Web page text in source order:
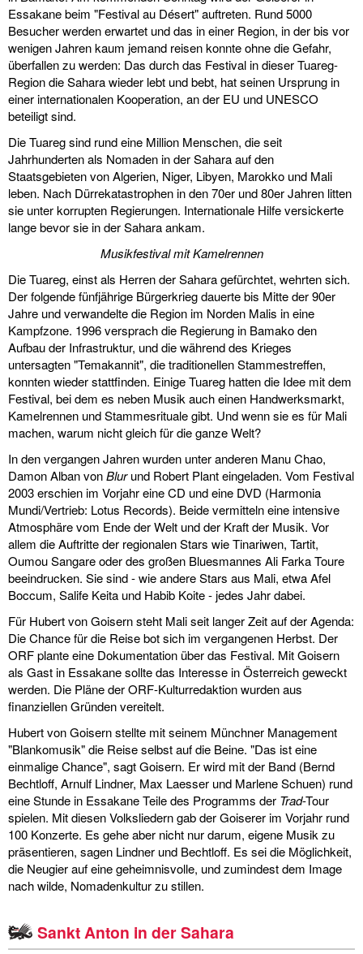
Essakane beim "Festival au Désert" auftreten. Rund 5000
Besucher werden erwartet und das in einer Region, in der bis vor
wenigen Jahren kaum jemand reisen konnte ohne die Gefahr,
überfallen zu werden: Das durch das Festival in dieser Tuareg-
Region die Sahara wieder lebt und bebt, hat seinen Ursprung in
einer internationalen Kooperation, an der EU und UNESCO
beteiligt sind.
Die Tuareg sind rund eine Million Menschen, die seit
Jahrhunderten als Nomaden in der Sahara auf den
Staatsgebieten von Algerien, Niger, Libyen, Marokko und Mali
leben. Nach Dürrekatastrophen in den 70er und 80er Jahren litten
sie unter korrupten Regierungen. Internationale Hilfe versickerte
lange bevor sie in der Sahara ankam.
Musikfestival mit Kamelrennen
Die Tuareg, einst als Herren der Sahara gefürchtet, wehrten sich.
Der folgende fünfjährige Bürgerkrieg dauerte bis Mitte der 90er
Jahre und verwandelte die Region im Norden Malis in eine
Kampfzone. 1996 versprach die Regierung in Bamako den
Aufbau der Infrastruktur, und die während des Krieges
untersagten "Temakannit", die traditionellen Stammestreffen,
konnten wieder stattfinden. Einige Tuareg hatten die Idee mit dem
Festival, bei dem es neben Musik auch einen Handwerksmarkt,
Kamelrennen und Stammesrituale gibt. Und wenn sie es für Mali
machen, warum nicht gleich für die ganze Welt?
In den vergangen Jahren wurden unter anderen Manu Chao,
Damon Alban vonBlurund Robert Plant eingeladen. Vom Festival
2003 erschien im Vorjahr eine CD und eine DVD (Harmonia
Mundi/Vertrieb: Lotus Records). Beide vermitteln eine intensive
Atmosphäre vom Ende der Welt und der Kraft der Musik. Vor
allem die Auftritte der regionalen Stars wie Tinariwen, Tartit,
Oumou Sangare oder des großen Bluesmannes Ali Farka Toure
beeindrucken. Sie sind - wie andere Stars aus Mali, etwa Afel
Boccum, Salife Keita und Habib Koite - jedes Jahr dabei.
Für Hubert von Goisern steht Mali seit langer Zeit auf der Agenda:
Die Chance für die Reise bot sich im vergangenen Herbst. Der
ORF plante eine Dokumentation über das Festival. Mit Goisern
als Gast in Essakane sollte das Interesse in Österreich geweckt
werden. Die Pläne der ORF-Kulturredaktion wurden aus
finanziellen Gründen vereitelt.
Hubert von Goisern stellte mit seinem Münchner Management
"Blankomusik" die Reise selbst auf die Beine. "Das ist eine
einmalige Chance", sagt Goisern. Er wird mit der Band (Bernd
Bechtloff, Arnulf Lindner, Max Laesser und Marlene Schuen) rund
eine Stunde in Essakane Teile des Programms der Trad-Tour
spielen. Mit diesen Volksliedern gab der Goiserer im Vorjahr rund
100 Konzerte. Es gehe aber nicht nur darum, eigene Musik zu
präsentieren, sagen Lindner und Bechtloff. Es sei die Möglichkeit,
die Neugier auf eine geheimnisvolle, und zumindest dem Image
nach wilde, Nomadenkultur zu stillen.
Sankt Anton in der Sahara